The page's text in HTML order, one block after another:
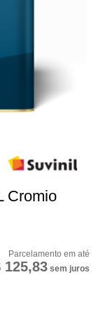
Cromio
125,83sem juros